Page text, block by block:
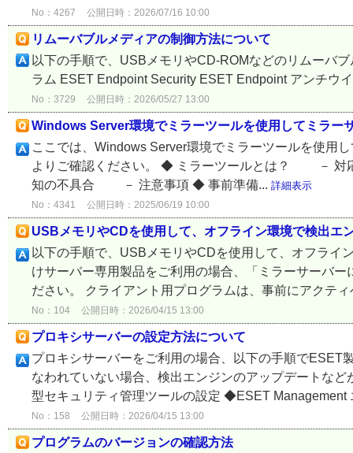
No：4267 公開日時：2026/07/16 10:00
リムーバブルメディアの制御方法について
以下の手順で、USBメモリやCD-ROMなどのリムーバ
ラム ESET Endpoint Security ESET Endpoint アンチウ
No：3729 公開日時：2026/05/27 13:00
Windows Server環境でミラーツールを使用してミラー
ここでは、Windows Server環境でミラーツールを使用
よりご確認ください。 ◆ ミラーツールとは？ －
知の不具合 － 注意事項 ◆ 事前準備... 詳細表示
No：4341 公開日時：2025/06/19 10:00
USBメモリやCDを使用して、オフライン環境で検出エ
以下の手順で、USBメモリやCDを使用して、オフライ
けサーバー専用製品をご利用の場合、「ミラーサーバ
ださい。 クライアント用プログラムは、事前にアクテ
No：104 公開日時：2026/04/15 13:00
プロキシサーバーの設定方法について
プロキシサーバーをご利用の場合、以下の手順でESET
なわれていない場合、検出エンジンのアップデートな
型セキュリティ管理ツールの設定 ◆ESET Management
No：158 公開日時：2026/04/15 13:00
プログラムのバージョンの確認方法